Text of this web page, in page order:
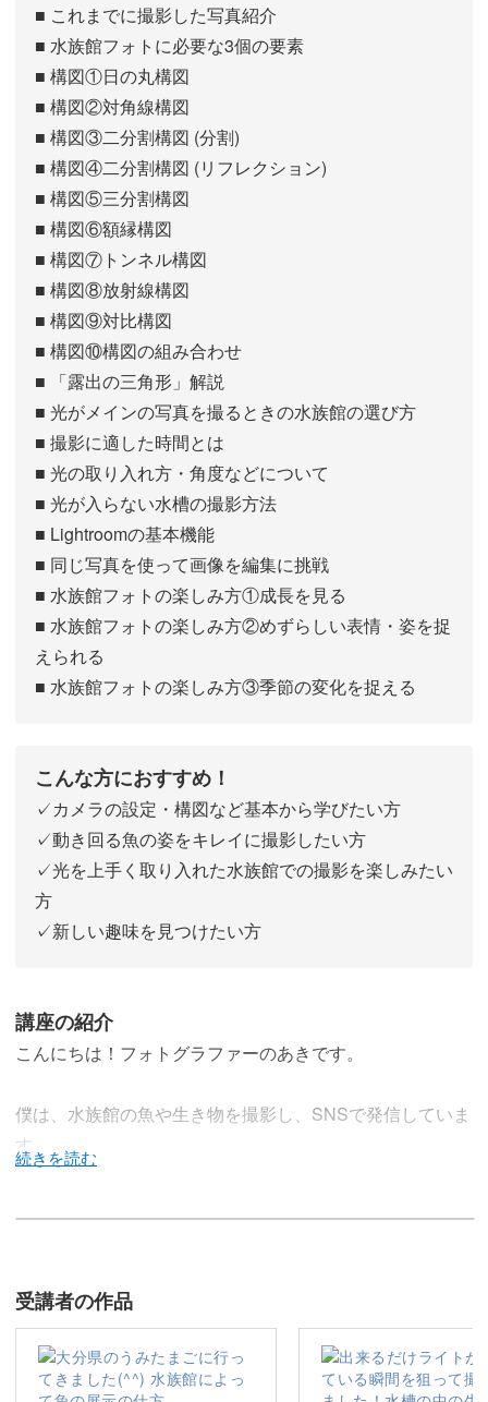
■ これまでに撮影した写真紹介
■ 水族館フォトに必要な3個の要素
■ 構図①日の丸構図
■ 構図②対角線構図
■ 構図③二分割構図 (分割)
■ 構図④二分割構図 (リフレクション)
■ 構図⑤三分割構図
■ 構図⑥額縁構図
■ 構図⑦トンネル構図
■ 構図⑧放射線構図
■ 構図⑨対比構図
■ 構図⑩構図の組み合わせ
■ 「露出の三角形」解説
■ 光がメインの写真を撮るときの水族館の選び方
■ 撮影に適した時間とは
■ 光の取り入れ方・角度などについて
■ 光が入らない水槽の撮影方法
■ Lightroomの基本機能
■ 同じ写真を使って画像を編集に挑戦
■ 水族館フォトの楽しみ方①成長を見る
■ 水族館フォトの楽しみ方②めずらしい表情・姿を捉
えられる
■ 水族館フォトの楽しみ方③季節の変化を捉える
こんな方におすすめ！
✓カメラの設定・構図など基本から学びたい方
✓動き回る魚の姿をキレイに撮影したい方
✓光を上手く取り入れた水族館での撮影を楽しみたい
方
✓新しい趣味を見つけたい方
講座の紹介
こんにちは！フォトグラファーのあきです。
僕は、水族館の魚や生き物を撮影し、SNSで発信していま
す。
そのコツを分かりやすくお伝えします。
水族館へ一緒に出かけるような気持ちで、楽しく学んでい
きましょう！
受講者の作品